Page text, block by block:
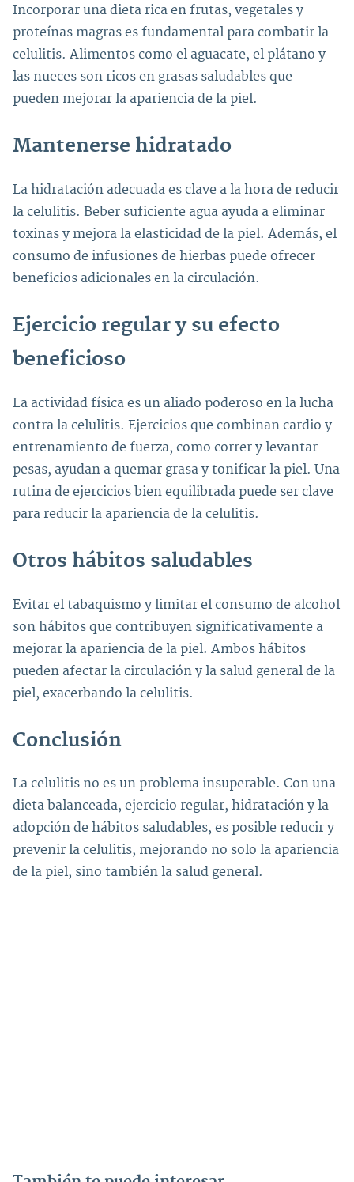
Incorporar una dieta rica en frutas, vegetales y
proteínas magras es fundamental para combatir la
celulitis. Alimentos como el aguacate, el plátano y
las nueces son ricos en grasas saludables que
pueden mejorar la apariencia de la piel.
Mantenerse hidratado
La hidratación adecuada es clave a la hora de reducir
la celulitis. Beber suficiente agua ayuda a eliminar
toxinas y mejora la elasticidad de la piel. Además, el
consumo de infusiones de hierbas puede ofrecer
beneficios adicionales en la circulación.
Ejercicio regular y su efecto
beneficioso
La actividad física es un aliado poderoso en la lucha
contra la celulitis. Ejercicios que combinan cardio y
entrenamiento de fuerza, como correr y levantar
pesas, ayudan a quemar grasa y tonificar la piel. Una
rutina de ejercicios bien equilibrada puede ser clave
para reducir la apariencia de la celulitis.
Otros hábitos saludables
Evitar el tabaquismo y limitar el consumo de alcohol
son hábitos que contribuyen significativamente a
mejorar la apariencia de la piel. Ambos hábitos
pueden afectar la circulación y la salud general de la
piel, exacerbando la celulitis.
Conclusión
La celulitis no es un problema insuperable. Con una
dieta balanceada, ejercicio regular, hidratación y la
adopción de hábitos saludables, es posible reducir y
prevenir la celulitis, mejorando no solo la apariencia
de la piel, sino también la salud general.